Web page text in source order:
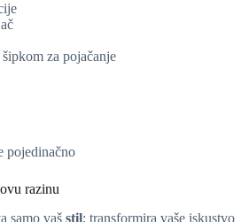
za pojačanje
pojedinačno
razinu
samo vaš stil; transformira vaše iskustvo